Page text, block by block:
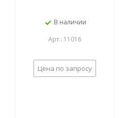
В наличии
Арт.: 11016
Цена по запросу